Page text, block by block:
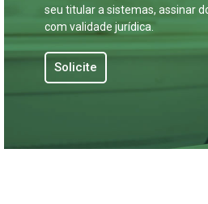
seu titular a sistemas, assinar
com validade jurídica.
Solicite